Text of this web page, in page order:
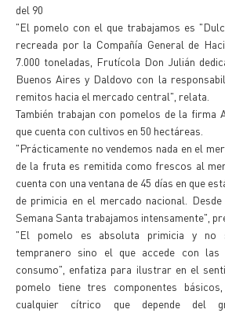
del 90
"El pomelo con el que trabajamos es
recreada por la Compañía General de
7.000 toneladas, Frutícola Don Julián
Buenos Aires y Daldovo con la
remitos hacia el mercado central", relata.
También trabajan con pomelos de la firma
que cuenta con cultivos en 50 hectáreas.
"Prácticamente no vendemos nada en el
de la fruta es remitida como frescos al
cuenta con una ventana de 45 días en que
de primicia en el mercado nacional.
Semana Santa trabajamos intensamente",
"El pomelo es absoluta primicia y no
tempranero sino el que accede con las
consumo", enfatiza para ilustrar en el
pomelo tiene tres componentes
cualquier cítrico que depende del